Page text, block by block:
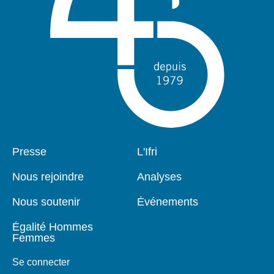
Pied
Presse
Nous rejoindre
Nous soutenir
Égalité Hommes
Femmes
Se connecter
Navigation
L'Ifri
Analyses
Événements